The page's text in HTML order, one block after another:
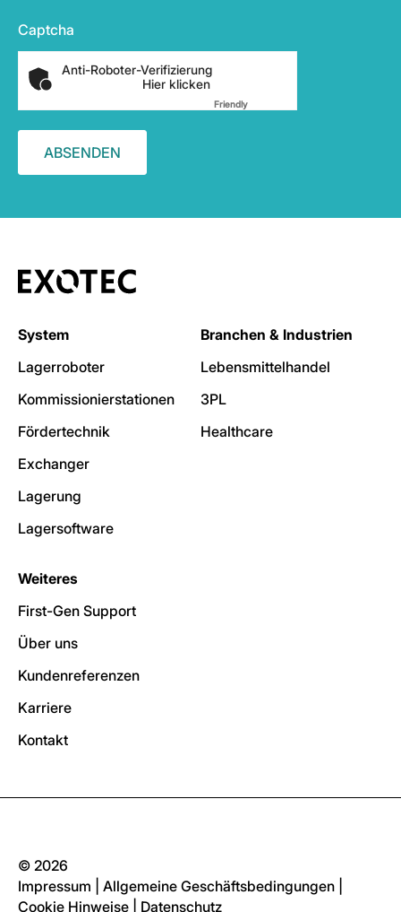
Captcha
Anti-Roboter-Verifizierung
Hier klicken
FriendlyCaptcha ⇗
System
Lagerroboter
Kommissionierstationen
Fördertechnik
Exchanger
Lagerung
Lagersoftware
Branchen & Industrien
Lebensmittelhandel
3PL
Healthcare
Weiteres
First-Gen Support
Über uns
Kundenreferenzen
Karriere
Kontakt
© 2026
Impressum
Allgemeine Geschäftsbedingungen
Cookie Hinweise
Datenschutz